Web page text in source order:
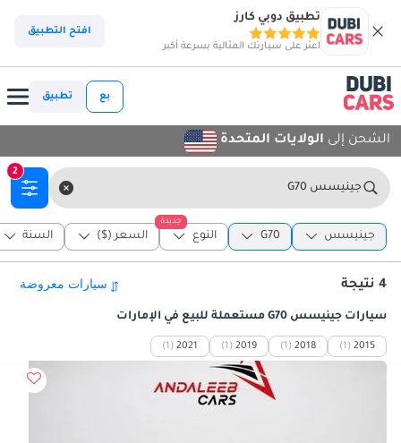
تطبيق دوبي كارز
اعثر على سيارتك المثالية بسرعة أكبر
افتح التطبيق
بع تطبيق
الشحن إلى الولايات المتحدة
جينيسس G70
2
جينيسس G70
جديدة
النوع السعر ($) السنة
4 نتيجة
سيارات جينيسس G70 مستعملة للبيع في الإمارات
2015
(1)
2018
(1)
2019
(1)
2021
(1)